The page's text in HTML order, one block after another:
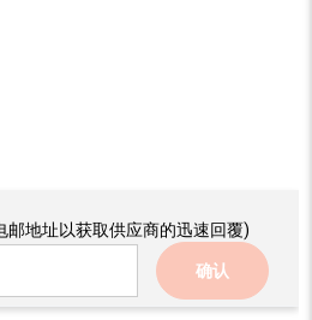
邮地址以获取供应商的迅速回覆)
确认